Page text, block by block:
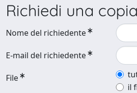
Richiedi una
Nome del richiedente
E-mail del richiedente
File
il